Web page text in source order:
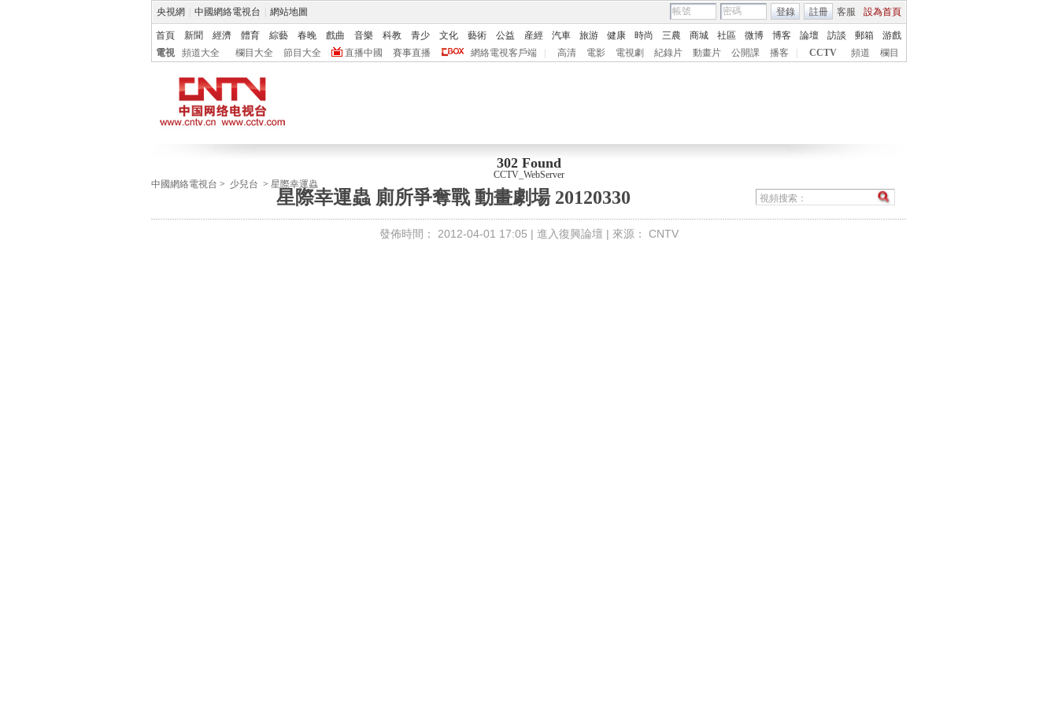
央視網 中國網絡電視台 網站地圖 客服 設為首頁
登錄 註冊
首頁 新聞 經濟 體育 綜藝 春晚 戲曲 音樂 科教 青少 文化 藝術 公益 産經 汽車 旅游 健康 時尚 三農 商城 社區 微博 博客 論壇 訪談 郵箱
游戲
電視
頻道大全 欄目大全 節目大全 直播中國 賽事直播 網絡電視客戶端 高清 電影 電視劇 紀錄片 動畫片 公開課 播客 CCTV 頻道 欄目
302 Found
CCTV_WebServer
中國網絡電視台 > 少兒台 > 星際幸運蟲
星際幸運蟲 廁所爭奪戰 動畫劇場 20120330
發佈時間： 2012-04-01 17:05 | 進入復興論壇 | 來源： CNTV